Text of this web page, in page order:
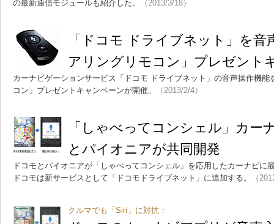
の最新通信モジュールも紹介した。
（2013/3/18）
「ドコモ ドライブネット」を
アリングリモコン」プレゼント
カーナビゲーションサービス「ドコモ ドライブネット」の音声操作機
コン」プレゼントキャンペーンが開催。
（2013/2/4）
「しゃべってコンシェル」カ
とパイオニアが共同開発
ドコモとパイオニアが「しゃべってコンシェル」を応用したカーナビに
ドコモは新サービスとして「ドコモドライブネット」に追加する。
（
クルマでも「Siri」に対抗：